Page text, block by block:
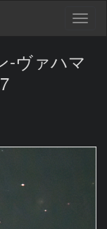
-ヴァハマ